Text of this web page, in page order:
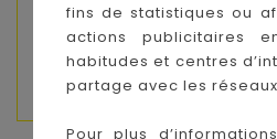
fins de statistiques ou
actions publicitaires
habitudes et centres
partage avec les
Pour plus
20 x 20 x 15 cm
Couleur : Rose